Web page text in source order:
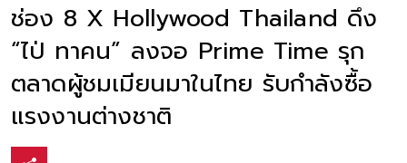
ช่อง 8 X Hollywood Thailand ดึง
“ไป่ ทาคน” ลงจอ Prime Time รุก
ตลาดผู้ชมเมียนมาในไทย รับกำลังซื้อ
แรงงานต่างชาติ